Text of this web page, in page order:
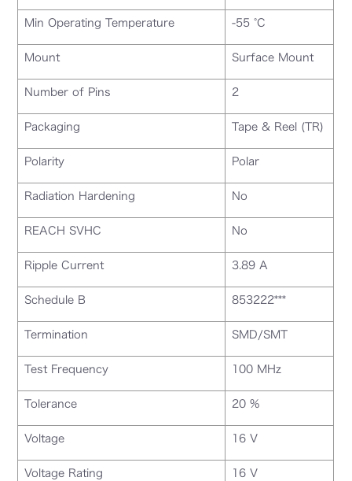
Min Operating Temperature -55 °C
Mount Surface Mount
Number of Pins 2
Packaging Tape & Reel (TR)
Polarity Polar
Radiation Hardening No
REACH SVHC No
Ripple Current 3.89 A
Schedule B 853222***
Termination SMD/SMT
Test Frequency 100 MHz
Tolerance 20 %
Voltage 16 V
Voltage Rating 16 V